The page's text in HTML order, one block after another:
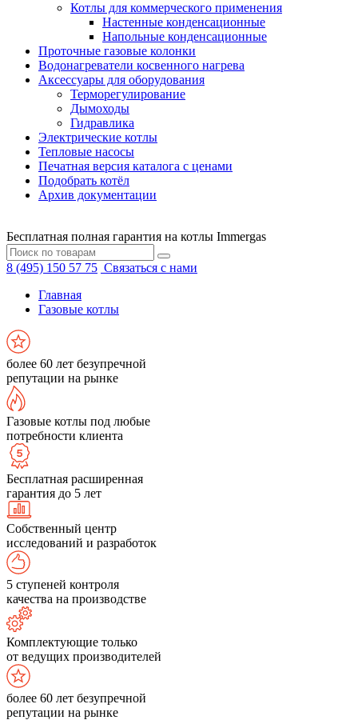
Котлы для коммерческого применения
Настенные конденсационные
Напольные конденсационные
Проточные газовые колонки
Водонагреватели косвенного нагрева
Аксессуары для оборудования
Терморегулирование
Дымоходы
Гидравлика
Электрические котлы
Тепловые насосы
Печатная версия каталога с ценами
Подобрать котёл
Архив документации
Бесплатная полная гарантия на котлы Immergas
8 (495) 150 57 75 Связаться с нами
Главная
Газовые котлы
более 60 лет безупречной
репутации на рынке
Газовые котлы под любые
потребности клиента
Бесплатная расширенная
гарантия до 5 лет
Собственный центр
исследований и разработок
5 ступеней контроля
качества на производстве
Комплектующие только
от ведущих производителей
более 60 лет безупречной
репутации на рынке